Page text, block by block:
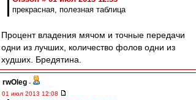
прекрасная, полезная таблица
Процент владения мячом и точные передачи
одни из лучших, количество фолов одни из
худших. Бредятина.
rwOleg -
01 июл 2013 12:08